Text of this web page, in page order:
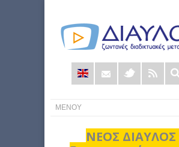
ΝΕΟΣ ΔΙΑΥΛΟΣ